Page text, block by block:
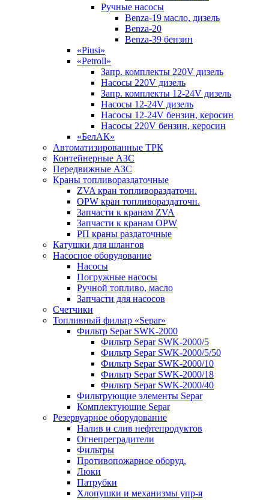
Ручные насосы
Benza-19 масло, дизель
Benza-20
Benza-39 бензин
«Piusi»
«Petroll»
Запр. комплекты 220V дизель
Насосы 220V дизель
Запр. комплекты 12-24V дизель
Насосы 12-24V дизель
Насосы 12-24V бензин, керосин
Насосы 220V бензин, керосин
«БелАК»
Автоматизированные ТРК
Контейнерные АЗС
Передвижные АЗС
Краны топливораздаточные
ZVA кран топливораздаточн.
OPW кран топливораздаточн.
Запчасти к кранам ZVA
Запчасти к кранам OPW
РП краны раздаточные
Катушки для шлангов
Насосное оборудование
Насосы
Погружные насосы
Ручной топливо, масло
Запчасти для насосов
Счетчики
Топливный фильтр «Separ»
Фильтр Separ SWK-2000
Фильтр Separ SWK-2000/5
Фильтр Separ SWK-2000/5/50
Фильтр Separ SWK-2000/10
Фильтр Separ SWK-2000/18
Фильтр Separ SWK-2000/40
Фильтрующие элементы Separ
Комплектующие Separ
Резервуарное оборудование
Налив и слив нефтепродуктов
Огнепреградители
Фильтры
Противопожарное оборуд.
Люки
Патрубки
Хлопушки и механизмы упр-я